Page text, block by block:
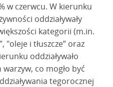
w czerwcu. W kierunku
oddziaływały
kategorii (m.in.
"oleje i tłuszcze” oraz
oddziaływało
co mogło być
tegorocznej